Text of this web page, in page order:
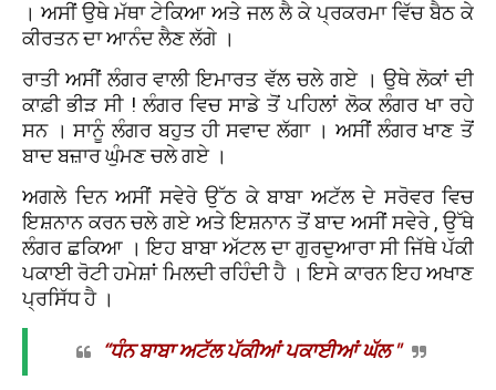
। ਅਸੀਂ ਉਥੇ ਮੱਥਾ ਟੇਕਿਆ ਅਤੇ ਜਲ ਲੈ ਕੇ ਪ੍ਰਕਰਮਾ ਵਿੱਚ ਬੈਠ ਕੇ
ਕੀਰਤਨ ਦਾ ਆਨੰਦ ਲੈਣ ਲੱਗੇ ।
ਰਾਤੀ ਅਸੀਂ ਲੰਗਰ ਵਾਲੀ ਇਮਾਰਤ ਵੱਲ ਚਲੇ ਗਏ । ਉਥੇ ਲੋਕਾਂ ਦੀ
ਕਾਫ਼ੀ ਭੀੜ ਸੀ ! ਲੰਗਰ ਵਿਚ ਸਾਡੇ ਤੋਂ ਪਹਿਲਾਂ ਲੋਕ ਲੰਗਰ ਖਾ ਰਹੇ
ਸਨ । ਸਾਨੂੰ ਲੰਗਰ ਬਹੁਤ ਹੀ ਸਵਾਦ ਲੱਗਾ । ਅਸੀਂ ਲੰਗਰ ਖਾਣ ਤੋਂ
ਬਾਦ ਬਜ਼ਾਰ ਘੁੰਮਣ ਚਲੇ ਗਏ ।
ਅਗਲੇ ਦਿਨ ਅਸੀਂ ਸਵੇਰੇ ਉੱਠ ਕੇ ਬਾਬਾ ਅਟੱਲ ਦੇ ਸਰੋਵਰ ਵਿਚ
ਇਸ਼ਨਾਨ ਕਰਨ ਚਲੇ ਗਏ ਅਤੇ ਇਸ਼ਨਾਨ ਤੋਂ ਬਾਦ ਅਸੀਂ ਸਵੇਰੇ , ਉੱਥੇ
ਲੰਗਰ ਛਕਿਆ । ਇਹ ਬਾਬਾ ਅੱਟਲ ਦਾ ਗੁਰਦੁਆਰਾ ਸੀ ਜਿੱਥੇ ਪੱਕੀ
ਪਕਾਈ ਰੋਟੀ ਹਮੇਸ਼ਾਂ ਮਿਲਦੀ ਰਹਿੰਦੀ ਹੈ । ਇਸੇ ਕਾਰਨ ਇਹ ਅਖਾਣ
ਪ੍ਰਸਿੱਧ ਹੈ ।
“ਧੰਨ ਬਾਬਾ ਅਟੱਲ ਪੱਕੀਆਂ ਪਕਾਈਆਂ ਘੱਲ "